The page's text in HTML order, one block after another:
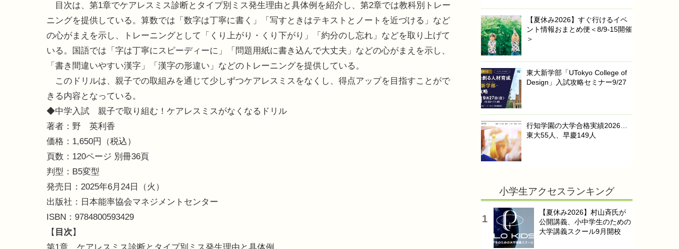
目次は、第1章でケアレスミス診断とタイプ別ミス発生理由と具体例を紹介し、第2章では教科別トレー
ニングを提供している。算数では「数字は丁寧に書く」「写すときはテキストとノートを近づける」など
の心がまえを示し、トレーニングとして「くり上がり・くり下がり」「約分のし忘れ」などを取り上げて
いる。国語では「字は丁寧にスピーディーに」「問題用紙に書き込んで大丈夫」などの心がまえを示し、
「書き間違いやすい漢字」「漢字の形違い」などのトレーニングを提供している。
このドリルは、親子での取組みを通じて少しずつケアレスミスをなくし、得点アップを目指すことがで
きる内容となっている。
◆中学入試 親子で取り組む！ケアレスミスがなくなるドリル
著者：野 英利香
価格：1,650円（税込）
頁数：120ページ 別冊36頁
判型：B5変型
発売日：2025年6月24日（火）
出版社：日本能率協会マネジメントセンター
ISBN：9784800593429
【 目次 】
【夏休み2026】すぐ行けるイベ
ント情報おまとめ便＜8/9-15開催
＞
東大新学部「UTokyo College of
Design」入試攻略セミナー9/27
行知学園の大学合格実績2026…
東大55人、早慶149人
小学生アクセスランキング
【夏休み2026】村山斉氏が
公開講義、小中学生のための
大学講義スクール9月開校